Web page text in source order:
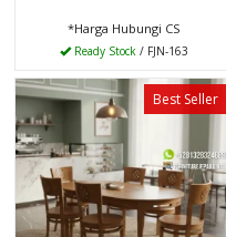
*Harga Hubungi CS
Ready Stock / FJN-163
Best Seller